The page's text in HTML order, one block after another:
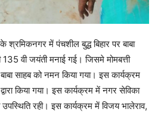
श्रमिकनगर में पंचशील बुद्ध बिहार पर बाबा
वी जयंती मनाई गई। जिसमे मोमबत्ती
साहब को नमन किया गया। इस कार्यक्रम
किया गया। इस कार्यक्रम में नगर सेविका
रही। इस कार्यक्रम में विजय भालेराव,